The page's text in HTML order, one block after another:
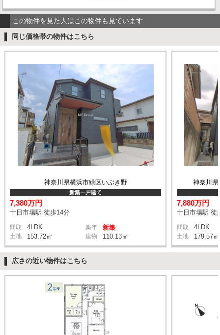
この物件を見た人はこの物件も見ています
同じ価格帯の物件はこちら
神奈川県横浜市緑区いぶき野
新築一戸建て
7,380万円
十日市場駅 徒歩14分
間取 4LDK 築年 新築
土地 153.72㎡ 建物 110.13㎡
神奈川
7,880万円
十日市場駅 徒
間取 4LDK
土地 179.57㎡
広さの近い物件はこちら